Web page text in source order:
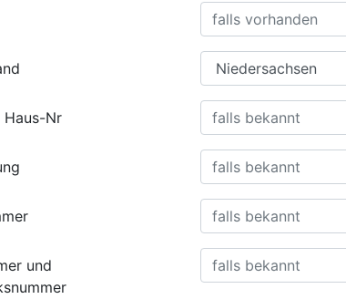
Haus-Nr
und